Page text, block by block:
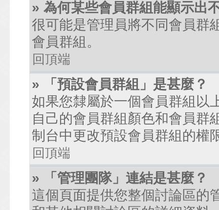
» 為何某些會員群組能顯示出
很可能是管理員將不同會員群
會員群組。
回頂端
» 「預設會員群組」是甚麼？
如果您隸屬於一個會員群組以
自己的會員群組顏色和會員群
制台中更改預設會員群組的權
回頂端
» 「管理團隊」連結是甚麼？
這個頁面提供您整個討論區的